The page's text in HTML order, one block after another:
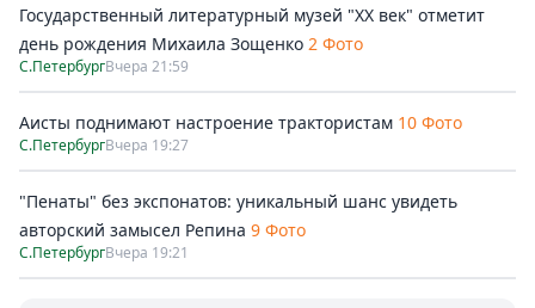
Государственный литературный музей "ХХ век" отметит
день рождения Михаила Зощенко 2 Фото
С.ПетербургВчера 21:59
Аисты поднимают настроение трактористам 10 Фото
С.ПетербургВчера 19:27
"Пенаты" без экспонатов: уникальный шанс увидеть
авторский замысел Репина 9 Фото
С.ПетербургВчера 19:21